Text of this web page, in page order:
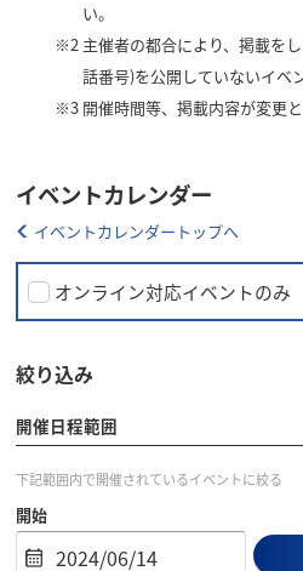
い。
※2 主催者の都合により、掲載を
話番号)を公開していないイベ
※3 開催時間等、掲載内容が変更
イベントカレンダー
イベントカレンダートップへ
オンライン対応イベントのみ
絞り込み
開催日程範囲
下記範囲内で開催されているイベントに絞る
開始